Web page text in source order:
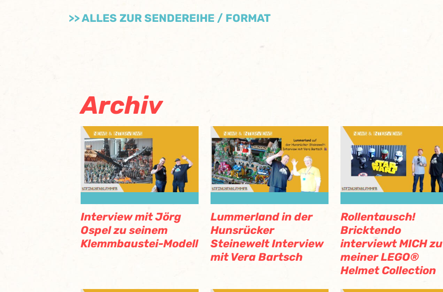
>> ALLES ZUR SENDEREIHE / FORMAT
Archiv
Interview mit Jörg
Ospel zu seinem
Klemmbaustei-Modell
Lummerland in der
Hunsrücker
Steinewelt Interview
mit Vera Bartsch
Rollentausch!
Bricktendo
interviewt MICH zu
meiner LEGO®
Helmet Collection